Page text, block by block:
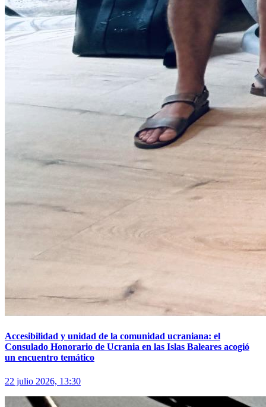
Accesibilidad y unidad de la comunidad ucraniana: el
Consulado Honorario de Ucrania en las Islas Baleares acogió
un encuentro temático
22 julio 2026, 13:30